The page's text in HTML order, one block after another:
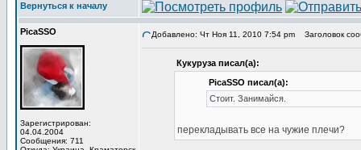
Вернуться к началу
PicaSSO
Зарегистрирован:
04.04.2004
Сообщения: 711
Добавлено: Чт Ноя 11, 2010 7:54 pm Заголовок
Кукуруза писал(а):
PicaSSO писал(а):
Стоит. Занимайся.
перекладывать все на чужие плечи?